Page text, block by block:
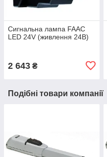
Сигнальна лампа FAAC
LED 24V (живлення 24В)
2 643 ₴
Подібні товари компанії